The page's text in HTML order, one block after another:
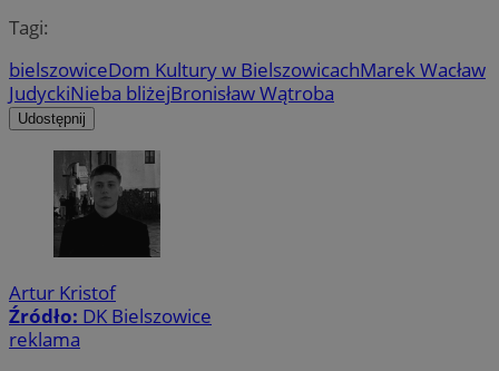
Tagi:
bielszowiceDom Kultury w BielszowicachMarek Wacław
JudyckiNieba bliżejBronisław Wątroba
Udostępnij
Artur Kristof
Źródło: DK Bielszowice
reklama